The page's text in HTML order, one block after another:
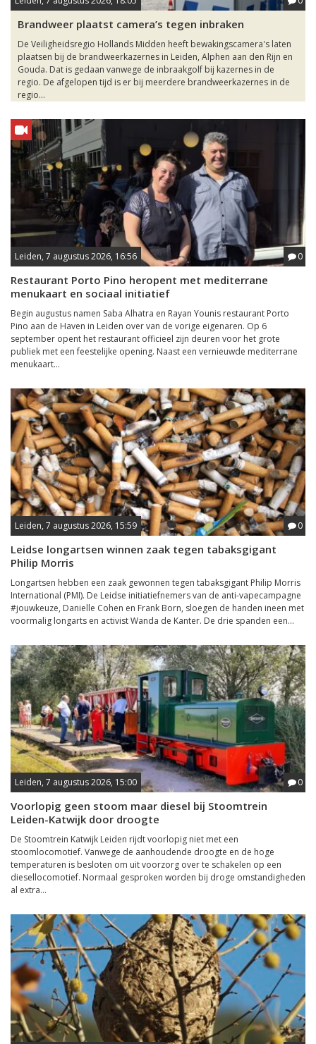
Brandweer plaatst camera’s tegen inbraken
De Veiligheidsregio Hollands Midden heeft bewakingscamera's laten
plaatsen bij de brandweerkazernes in Leiden, Alphen aan den Rijn en
Gouda. Dat is gedaan vanwege de inbraakgolf bij kazernes in de
regio. De afgelopen tijd is er bij meerdere brandweerkazernes in de
regio...
Leiden, 7 augustus 2026, 16:56 0
Restaurant Porto Pino heropent met mediterrane
menukaart en sociaal initiatief
Begin augustus namen Saba Alhatra en Rayan Younis restaurant Porto
Pino aan de Haven in Leiden over van de vorige eigenaren. Op 6
september opent het restaurant officieel zijn deuren voor het grote
publiek met een feestelijke opening. Naast een vernieuwde mediterrane
menukaart...
Leiden, 7 augustus 2026, 15:59 0
Leidse longartsen winnen zaak tegen tabaksgigant
Philip Morris
Longartsen hebben een zaak gewonnen tegen tabaksgigant Philip Morris
International (PMI). De Leidse initiatiefnemers van de anti-vapecampagne
#jouwkeuze, Danielle Cohen en Frank Born, sloegen de handen ineen met
voormalig longarts en activist Wanda de Kanter. De drie spanden een...
Leiden, 7 augustus 2026, 15:00 0
Voorlopig geen stoom maar diesel bij Stoomtrein
Leiden-Katwijk door droogte
De Stoomtrein Katwijk Leiden rijdt voorlopig niet met een
stoomlocomotief. Vanwege de aanhoudende droogte en de hoge
temperaturen is besloten om uit voorzorg over te schakelen op een
diesellocomotief. Normaal gesproken worden bij droge omstandigheden
al extra...